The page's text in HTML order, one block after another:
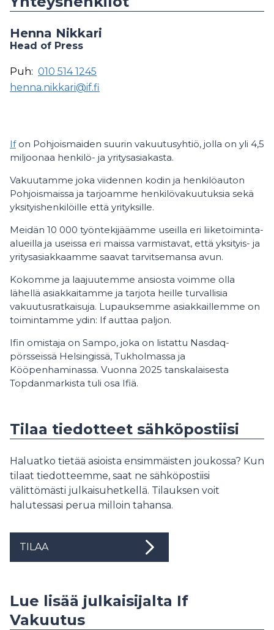
Henna Nikkari
Head of Press
Puh: 010 514 1245
henna.nikkari@if.fi
Ifon Pohjoismaiden suurin vakuutusyhtiö, jolla on yli 4,5
miljoonaa henkilö- ja yritysasiakasta.
Vakuutamme joka viidennen kodin ja henkilöauton
Pohjoismaissa ja tarjoamme henkilövakuutuksia sekä
yksityishenkilöille että yrityksille.
Meidän 10 000 työntekijäämme useilla eri liiketoiminta-
alueilla ja useissa eri maissa varmistavat, että yksityis- ja
yritysasiakkaamme saavat tarvitsemansa avun.
Kokomme ja laajuutemme ansiosta voimme olla
lähellä asiakkaitamme ja tarjota heille turvallisia
vakuutusratkaisuja. Lupauksemme asiakkaillemme on
toimintamme ydin: If auttaa paljon.
Ifin omistaja on Sampo, joka on listattu Nasdaq-
pörsseissä Helsingissä, Tukholmassa ja
Kööpenhaminassa. Vuonna 2025 tanskalaisesta
Topdanmarkista tuli osa Ifiä.
Tilaa tiedotteet sähköpostiisi
Haluatko tietää asioista ensimmäisten joukossa? Kun
tilaat tiedotteemme, saat ne sähköpostiisi
välittömästi julkaisuhetkellä. Tilauksen voit
halutessasi perua milloin tahansa.
TILAA
Lue lisää julkaisijalta If
Vakuutus